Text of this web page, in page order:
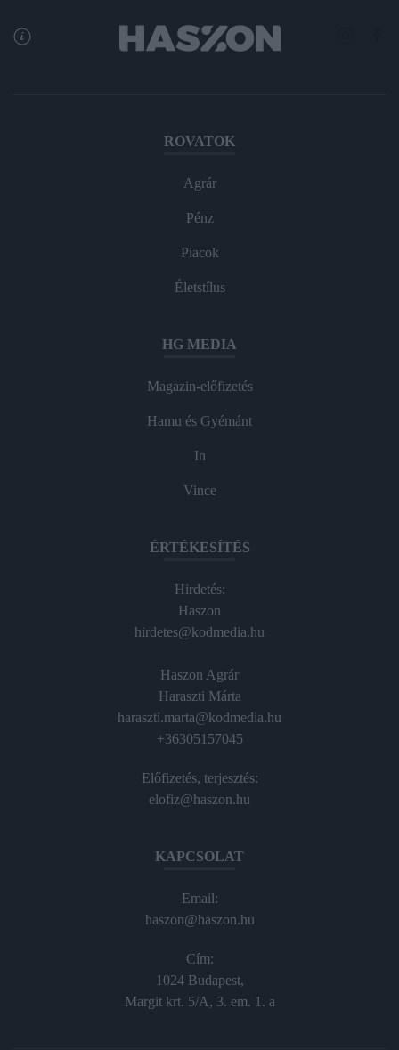
ROVATOK
Agrár
Pénz
Piacok
Életstílus
HG MEDIA
Magazin-előfizetés
Hamu és Gyémánt
In
Vince
ÉRTÉKESÍTÉS
Hirdetés:
Haszon
hirdetes@kodmedia.hu
Haszon Agrár
Haraszti Márta
haraszti.marta@kodmedia.hu
+36305157045
Előfizetés, terjesztés:
elofiz@haszon.hu
KAPCSOLAT
Email:
haszon@haszon.hu
Cím:
1024 Budapest,
Margit krt. 5/A, 3. em. 1. a